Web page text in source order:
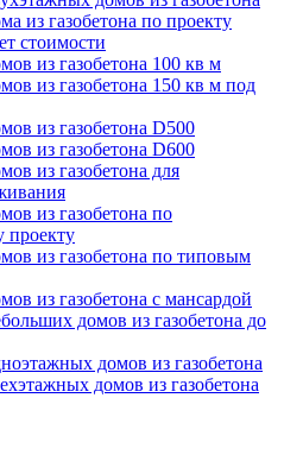
из газобетона по проекту
стоимости
из газобетона 100 кв м
из газобетона 150 кв м под
из газобетона D500
из газобетона D600
из газобетона для
из газобетона по
проекту
из газобетона по типовым
из газобетона с мансардой
домов из газобетона до
домов из газобетона
домов из газобетона